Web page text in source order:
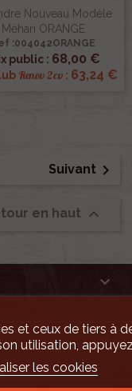
Nouveau Modèle
Méhari ORANGE
:004042ORANGE
public : 68,00 €
Renov 2cv : 63,24 €
Suivant 
en haut 


et ceux de tiers à
utilisation,
les cookies